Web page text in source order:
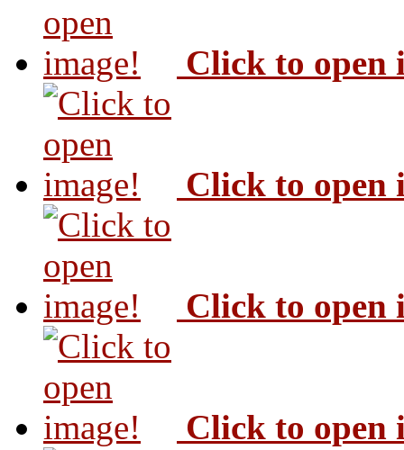
Click to open
Click to open
Click to open
Click to open